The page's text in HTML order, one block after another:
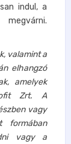
indul, a
valamint a
elhangzó
amelyek
Zrt. A
vagy
formában
vagy a